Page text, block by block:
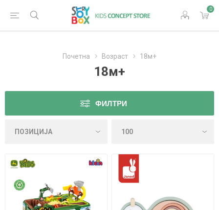
0
Почетна Возраст 18м+
18м+
ФИЛТРИ